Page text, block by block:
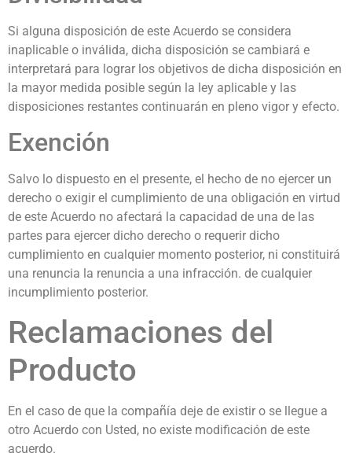
Si alguna disposición de este Acuerdo se considera
inaplicable o inválida, dicha disposición se cambiará e
interpretará para lograr los objetivos de dicha disposición en
la mayor medida posible según la ley aplicable y las
disposiciones restantes continuarán en pleno vigor y efecto.
Exención
Salvo lo dispuesto en el presente, el hecho de no ejercer un
derecho o exigir el cumplimiento de una obligación en virtud
de este Acuerdo no afectará la capacidad de una de las
partes para ejercer dicho derecho o requerir dicho
cumplimiento en cualquier momento posterior, ni constituirá
una renuncia la renuncia a una infracción. de cualquier
incumplimiento posterior.
Reclamaciones del
Producto
En el caso de que la compañía deje de existir o se llegue a
otro Acuerdo con Usted, no existe modificación de este
acuerdo.